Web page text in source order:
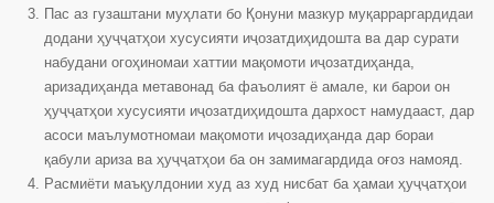
Пас аз гузаштани муҳлати бо Қонуни мазкур муқарраргардидаи
додани ҳуҷҷатҳои хусусияти иҷозатдиҳидошта ва дар сурати
набудани огоҳиномаи хаттии мақомоти иҷозатдиҳанда,
аризадиҳанда метавонад ба фаъолият ё амале, ки барои он
ҳуҷҷатҳои хусусияти иҷозатдиҳидошта дархост намудааст, дар
асоси маълумотномаи мақомоти иҷозадиҳанда дар бораи
қабули ариза ва ҳуҷҷатҳои ба он замимагардида оғоз намояд.
Расмиёти маъқулдонии худ аз худ нисбат ба ҳамаи ҳуҷҷатҳои